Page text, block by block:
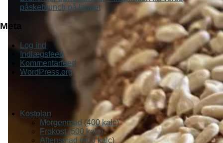
påskebrunch på landet
Meta
Log ind
Indlægsfeed
Kommentarfeed
WordPress.org
Kostplan
Morgenmad (400 kalc)
Frokost (500 kalc)
Aftensmad (600 kalc)